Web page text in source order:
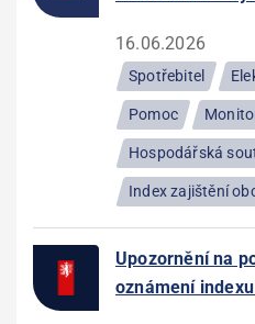
16.06.2026
Spotřebitel
Pomoc
Hospodářská
Index zajištění
Upozornění na
oznámení